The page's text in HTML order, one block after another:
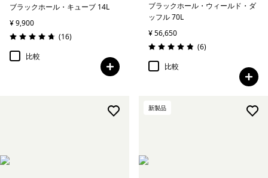
ブラックホール・キューブ 14L
¥ 9,900
評価: 4.8 / 5
(16レビュー
)
比較
ブラックホール・ウィールド・ダ
ッフル 70L
¥ 56,650
評価: 4.8 / 5
(6レビュー
)
比較
新製品